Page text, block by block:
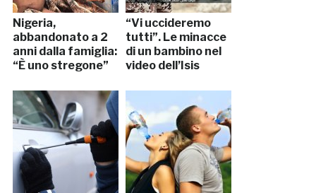
Nigeria,
abbandonato a 2
anni dalla famiglia:
“È uno stregone”
“Vi uccideremo
tutti”. Le minacce
di un bambino nel
video dell’Isis